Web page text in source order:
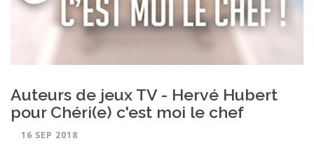
Auteurs de jeux TV - Hervé Hubert
pour Chéri(e) c'est moi le chef
16 SEP 2018